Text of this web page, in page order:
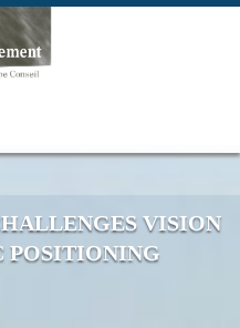
VISION
POSITIONING